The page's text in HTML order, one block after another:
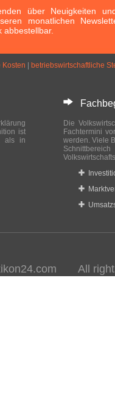
über Neuigkeiten
monatlichen
abbestellbar.
Kosten betriebswirtschaftliche
ist
als in
Die
Fachtermini
werden. Viele
All